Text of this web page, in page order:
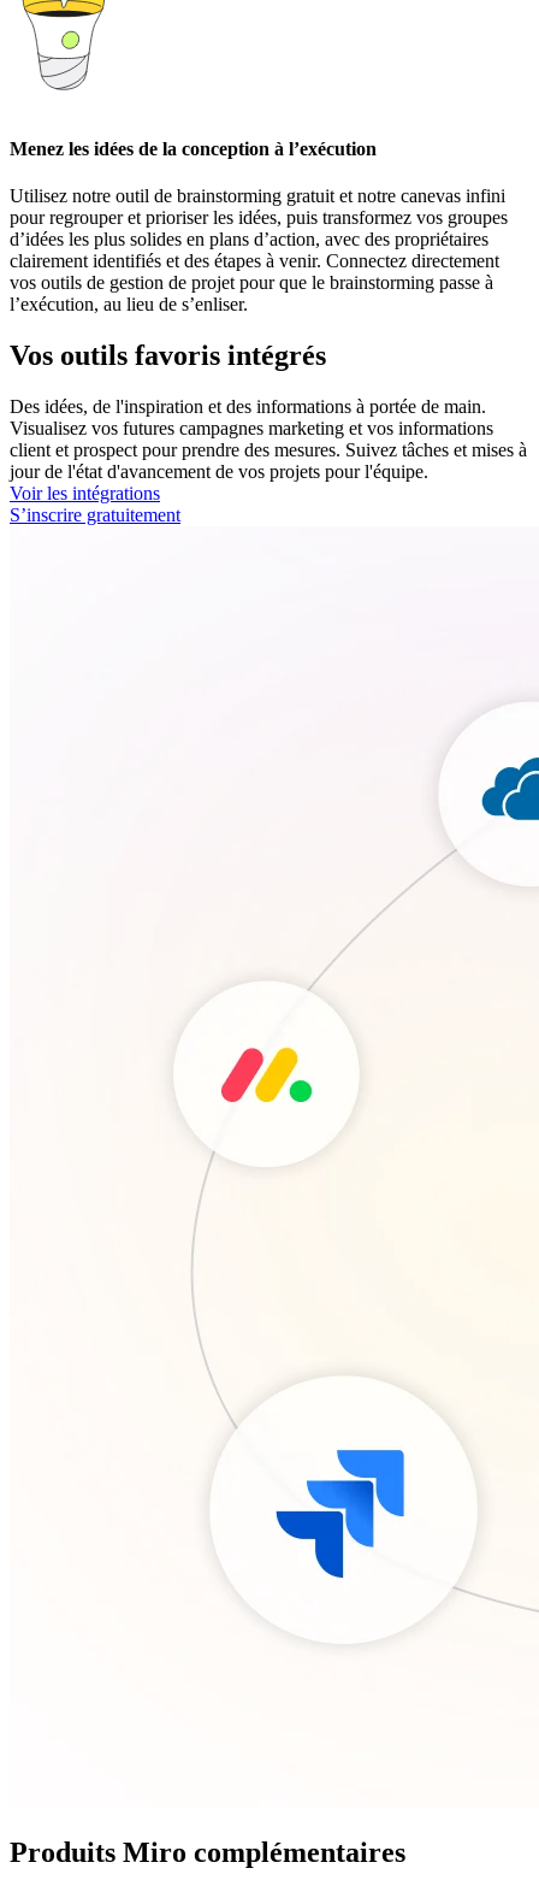
Menez les idées de la conception à l’exécution
Utilisez notre outil de brainstorming gratuit et notre canevas infini
pour regrouper et prioriser les idées, puis transformez vos groupes
d’idées les plus solides en plans d’action, avec des propriétaires
clairement identifiés et des étapes à venir. Connectez directement
vos outils de gestion de projet pour que le brainstorming passe à
l’exécution, au lieu de s’enliser.
Vos outils favoris intégrés
Des idées, de l'inspiration et des informations à portée de main.
Visualisez vos futures campagnes marketing et vos informations
client et prospect pour prendre des mesures. Suivez tâches et mises à
jour de l'état d'avancement de vos projets pour l'équipe.
Voir les intégrations
S’inscrire gratuitement
Produits Miro complémentaires